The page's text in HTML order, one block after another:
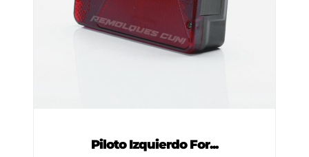
Piloto Izquierdo For...